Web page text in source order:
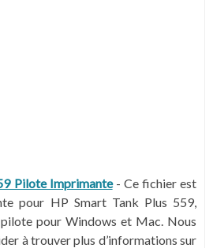
Pilote Imprimante- Ce fichier est
pour HP Smart Tank Plus 559,
pour Windows et Mac. Nous
à trouver plus d’informations sur